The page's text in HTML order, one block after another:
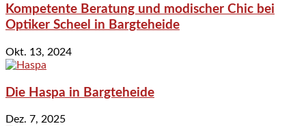
Kompetente Beratung und modischer Chic bei
Optiker Scheel in Bargteheide
Okt. 13, 2024
Die Haspa in Bargteheide
Dez. 7, 2025